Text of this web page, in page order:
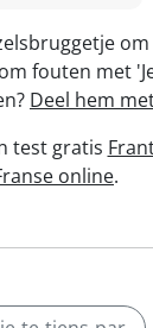
fouten met
Deel hem
test gratis
online.